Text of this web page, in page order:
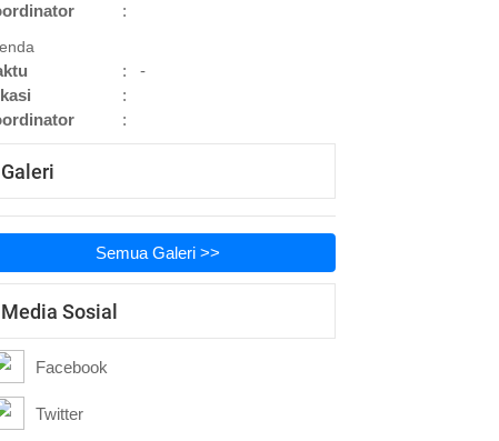
:
:
-
:
:
Galeri
Semua Galeri >>
Media Sosial
Facebook
Twitter